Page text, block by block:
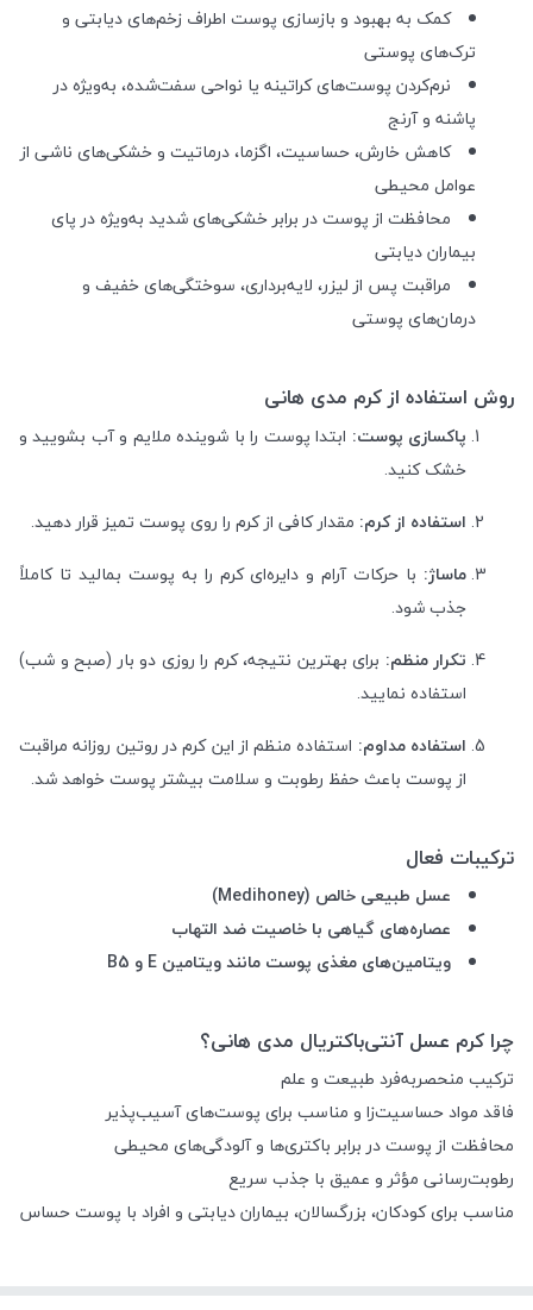
کمک به بهبود و بازسازی پوست اطراف زخم‌های دیابتی و
ترک‌های پوستی
نرم‌کردن پوست‌های کراتینه یا نواحی سفت‌شده، به‌ویژه در
پاشنه و آرنج
کاهش خارش، حساسیت، اگزما، درماتیت و خشکی‌های ناشی از
عوامل محیطی
محافظت از پوست در برابر خشکی‌های شدید به‌ویژه در پای
بیماران دیابتی
مراقبت پس از لیزر، لایه‌برداری، سوختگی‌های خفیف و
درمان‌های پوستی
روش استفاده از کرم مدی هانی
پاکسازی پوست: ابتدا پوست را با شوینده ملایم و آب بشویید و
خشک کنید.
استفاده از کرم: مقدار کافی از کرم را روی پوست تمیز قرار دهید.
ماساژ: با حرکات آرام و دایره‌ای کرم را به پوست بمالید تا کاملاً
جذب شود.
تکرار منظم: برای بهترین نتیجه، کرم را روزی دو بار (صبح و شب)
استفاده نمایید.
استفاده مداوم: استفاده منظم از این کرم در روتین روزانه مراقبت
از پوست باعث حفظ رطوبت و سلامت بیشتر پوست خواهد شد.
ترکیبات فعال
عسل طبیعی خالص (Medihoney)
عصاره‌های گیاهی با خاصیت ضد التهاب
ویتامین‌های مغذی پوست مانند ویتامین E و B5
چرا کرم عسل آنتی‌باکتریال مدی هانی؟
ترکیب منحصر‌به‌فرد طبیعت و علم
فاقد مواد حساسیت‌زا و مناسب برای پوست‌های آسیب‌پذیر
محافظت از پوست در برابر باکتری‌ها و آلودگی‌های محیطی
رطوبت‌رسانی مؤثر و عمیق با جذب سریع
مناسب برای کودکان، بزرگسالان، بیماران دیابتی و افراد با پوست حساس